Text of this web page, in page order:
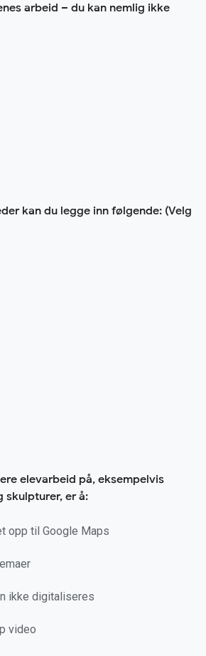
arbeid – du kan nemlig ikke
kan du legge inn følgende: (Velg
elevarbeid på, eksempelvis
skulpturer, er å:
opp til Google Maps
ikke digitaliseres
video